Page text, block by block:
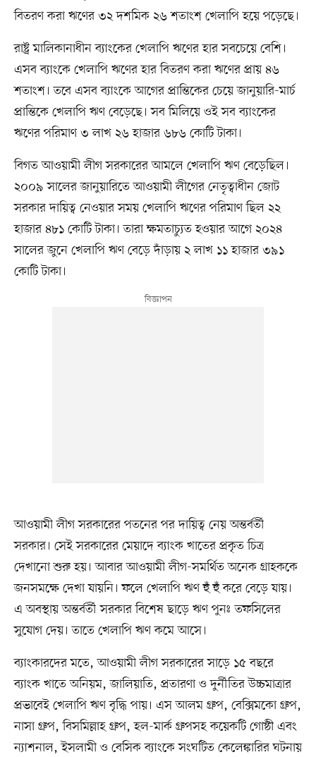
বিতরণ করা ঋণের ৩২ দশমিক ২৬ শতাংশ খেলাপি হয়ে পড়েছে।
রাষ্ট্র মালিকানাধীন ব্যাংকের খেলাপি ঋণের হার সবচেয়ে বেশি।
এসব ব্যাংকে খেলাপি ঋণের হার বিতরণ করা ঋণের প্রায় ৪৬
শতাংশ। তবে এসব ব্যাংকে আগের প্রান্তিকের চেয়ে জানুয়ারি-মার্চ
প্রান্তিকে খেলাপি ঋণ বেড়েছে। সব মিলিয়ে ওই সব ব্যাংকের
ঋণের পরিমাণ ৩ লাখ ২৬ হাজার ৬৮৬ কোটি টাকা।
বিগত আওয়ামী লীগ সরকারের আমলে খেলাপি ঋণ বেড়েছিল।
২০০৯ সালের জানুয়ারিতে আওয়ামী লীগের নেতৃত্বাধীন জোট
সরকার দায়িত্ব নেওয়ার সময় খেলাপি ঋণের পরিমাণ ছিল ২২
হাজার ৪৮১ কোটি টাকা। তারা ক্ষমতাচ্যুত হওয়ার আগে ২০২৪
সালের জুনে খেলাপি ঋণ বেড়ে দাঁড়ায় ২ লাখ ১১ হাজার ৩৯১
কোটি টাকা।
আওয়ামী লীগ সরকারের পতনের পর দায়িত্ব নেয় অন্তর্বর্তী
সরকার। সেই সরকারের মেয়াদে ব্যাংক খাতের প্রকৃত চিত্র
দেখানো শুরু হয়। আবার আওয়ামী লীগ-সমর্থিত অনেক গ্রাহককে
জনসমক্ষে দেখা যায়নি। ফলে খেলাপি ঋণ হুঁ হুঁ করে বেড়ে যায়।
এ অবস্থায় অন্তর্বর্তী সরকার বিশেষ ছাড়ে ঋণ পুনঃ তফসিলের
সুযোগ দেয়। তাতে খেলাপি ঋণ কমে আসে।
ব্যাংকারদের মতে, আওয়ামী লীগ সরকারের সাড়ে ১৫ বছরে
ব্যাংক খাতে অনিয়ম, জালিয়াতি, প্রতারণা ও দুর্নীতির উচ্চমাত্রার
প্রভাবেই খেলাপি ঋণ বৃদ্ধি পায়। এস আলম গ্রুপ, বেক্সিমকো গ্রুপ,
নাসা গ্রুপ, বিসমিল্লাহ গ্রুপ, হল-মার্ক গ্রুপসহ কয়েকটি গোষ্ঠী এবং
ন্যাশনাল, ইসলামী ও বেসিক ব্যাংকে সংঘটিত কেলেঙ্কারির ঘটনায়